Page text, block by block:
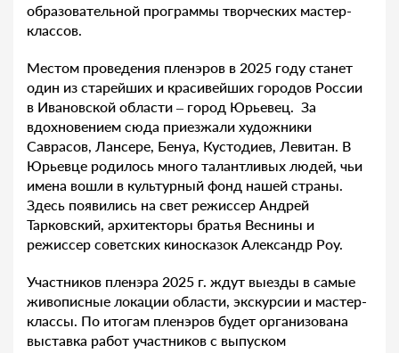
образовательной программы творческих мастер-
классов.
Местом проведения пленэров в 2025 году станет
один из старейших и красивейших городов России
в Ивановской области – город Юрьевец. За
вдохновением сюда приезжали художники
Саврасов, Лансере, Бенуа, Кустодиев, Левитан. В
Юрьевце родилось много талантливых людей, чьи
имена вошли в культурный фонд нашей страны.
Здесь появились на свет режиссер Андрей
Тарковский, архитекторы братья Веснины и
режиссер советских киносказок Александр Роу.
Участников пленэра 2025 г. ждут выезды в самые
живописные локации области, экскурсии и мастер-
классы. По итогам пленэров будет организована
выставка работ участников с выпуском